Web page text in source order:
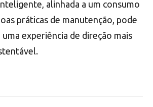
alinhada a um consumo
práticas de manutenção, pode
uma experiência de direção mais